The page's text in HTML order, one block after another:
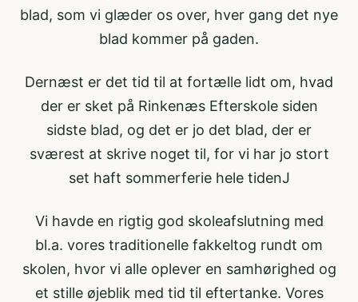
blad, som vi glæder os over, hver gang det nye
blad kommer på gaden.
Dernæst er det tid til at fortælle lidt om, hvad
der er sket på Rinkenæs Efterskole siden
sidste blad, og det er jo det blad, der er
sværest at skrive noget til, for vi har jo stort
set haft sommerferie hele tidenJ
Vi havde en rigtig god skoleafslutning med
bl.a. vores traditionelle fakkeltog rundt om
skolen, hvor vi alle oplever en samhørighed og
et stille øjeblik med tid til eftertanke. Vores